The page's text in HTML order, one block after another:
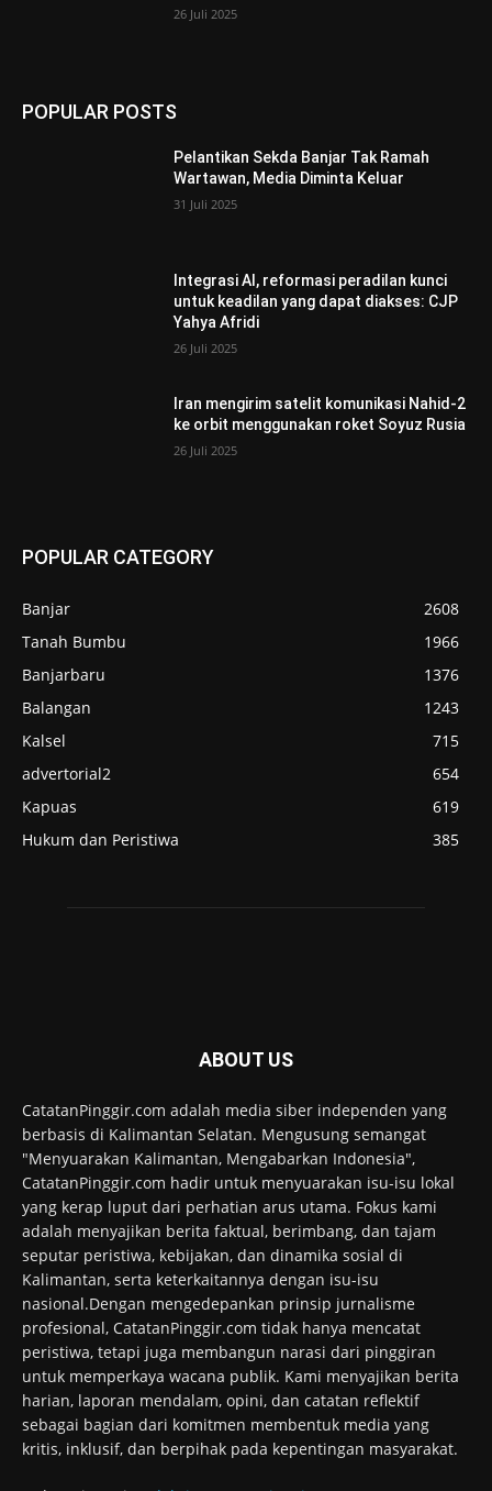
26 Juli 2025
POPULAR POSTS
Pelantikan Sekda Banjar Tak Ramah
Wartawan, Media Diminta Keluar
31 Juli 2025
Integrasi AI, reformasi peradilan kunci
untuk keadilan yang dapat diakses: CJP
Yahya Afridi
26 Juli 2025
Iran mengirim satelit komunikasi Nahid-2
ke orbit menggunakan roket Soyuz Rusia
26 Juli 2025
POPULAR CATEGORY
Banjar
2608
Tanah Bumbu
1966
Banjarbaru
1376
Balangan
1243
Kalsel
715
advertorial2
654
Kapuas
619
Hukum dan Peristiwa
385
ABOUT US
CatatanPinggir.com adalah media siber independen yang
berbasis di Kalimantan Selatan. Mengusung semangat
"Menyuarakan Kalimantan, Mengabarkan Indonesia",
CatatanPinggir.com hadir untuk menyuarakan isu-isu lokal
yang kerap luput dari perhatian arus utama. Fokus kami
adalah menyajikan berita faktual, berimbang, dan tajam
seputar peristiwa, kebijakan, dan dinamika sosial di
Kalimantan, serta keterkaitannya dengan isu-isu
nasional.Dengan mengedepankan prinsip jurnalisme
profesional, CatatanPinggir.com tidak hanya mencatat
peristiwa, tetapi juga membangun narasi dari pinggiran
untuk memperkaya wacana publik. Kami menyajikan berita
harian, laporan mendalam, opini, dan catatan reflektif
sebagai bagian dari komitmen membentuk media yang
kritis, inklusif, dan berpihak pada kepentingan masyarakat.